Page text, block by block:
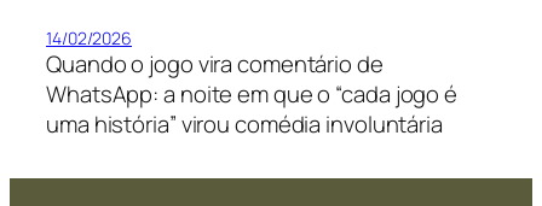
14/02/2026
Quando o jogo vira comentário de
WhatsApp: a noite em que o “cada jogo é
uma história” virou comédia involuntária